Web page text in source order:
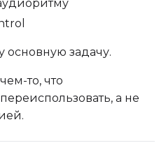
Seed
основную задачу.
то, что
а не